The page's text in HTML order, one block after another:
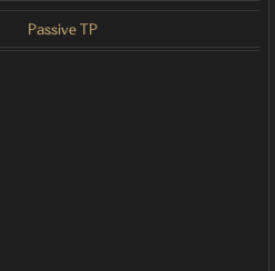
Passive TP